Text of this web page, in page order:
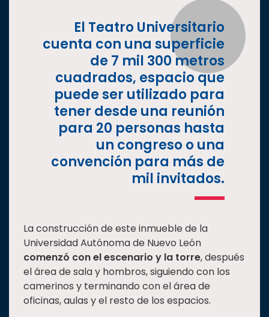
El Teatro Universitario
cuenta con una superficie
de 7 mil 300 metros
cuadrados, espacio que
puede ser utilizado para
tener desde una reunión
para 20 personas hasta
un congreso o una
convención para más de
mil invitados.
La construcción de este inmueble de la
Universidad Autónoma de Nuevo León
comenzó con el escenario y la torre, después
el área de sala y hombros, siguiendo con los
camerinos y terminando con el área de
oficinas, aulas y el resto de los espacios.